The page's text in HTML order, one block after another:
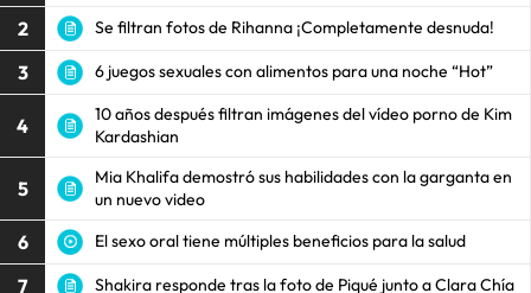
2 Se filtran fotos de Rihanna ¡Completamente desnuda!
3 6 juegos sexuales con alimentos para una noche “Hot”
4
10 años después filtran imágenes del vídeo porno de Kim
Kardashian
5
Mia Khalifa demostró sus habilidades con la garganta en
un nuevo video
6 El sexo oral tiene múltiples beneficios para la salud
7 Shakira responde tras la foto de Piqué junto a Clara Chía